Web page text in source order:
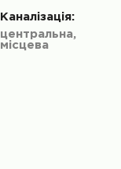
центральна,
місцева
Каналізація: